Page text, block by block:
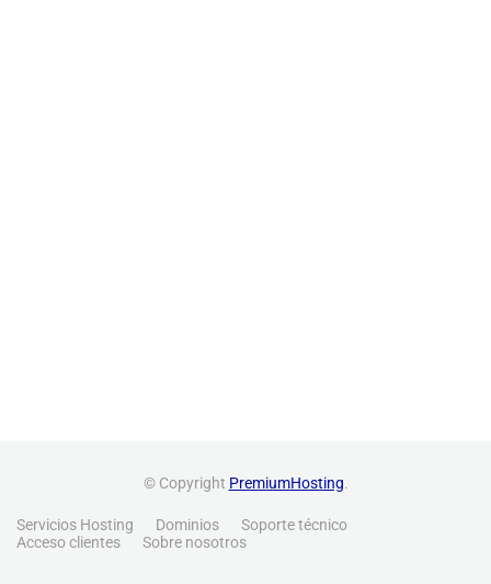
© Copyright PremiumHosting.
Servicios Hosting Dominios
Soporte técnico
Acceso clientes
Sobre nosotros